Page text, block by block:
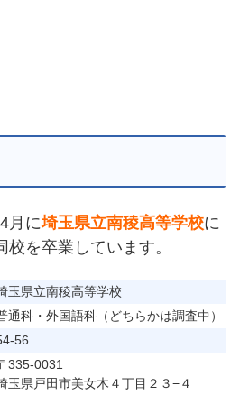
月に埼玉県立南稜高等学校に
を卒業しています。
玉県立南稜高等学校
通科・外国語科（どちらかは調査中）
56
335-0031
玉県戸田市美女木４丁目２３−４